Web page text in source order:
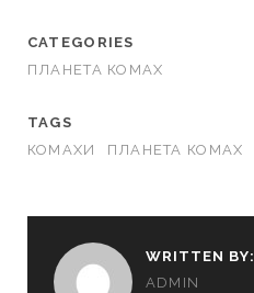
CATEGORIES
ПЛАНЕТА КОМАХ
TAGS
КОМАХИ
ПЛАНЕТА КОМАХ
WRITTEN BY:
ADMIN